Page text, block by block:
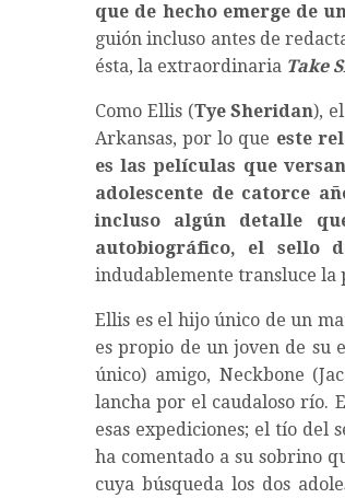
que de hecho emerge de
guión incluso antes de
ésta, la extraordinaria Take
Como Ellis (Tye Sheridan),
Arkansas, por lo que este
es las películas que
adolescente de catorce
incluso algún detalle
autobiográfico, el sello
indudablemente transluce la
Ellis es el hijo único de un
es propio de un joven de su
único) amigo, Neckbone
lancha por el caudaloso río.
esas expediciones; el tío del
ha comentado a su sobrino
cuya búsqueda los dos